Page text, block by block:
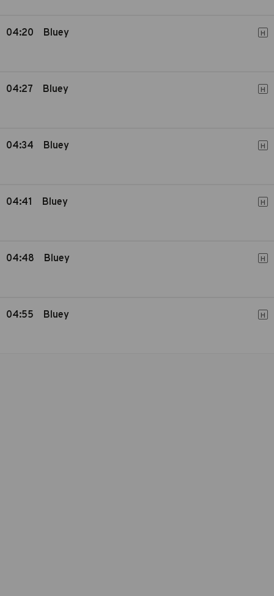
04:20 Bluey H
04:27 Bluey H
04:34 Bluey H
04:41 Bluey H
04:48 Bluey H
04:55 Bluey H